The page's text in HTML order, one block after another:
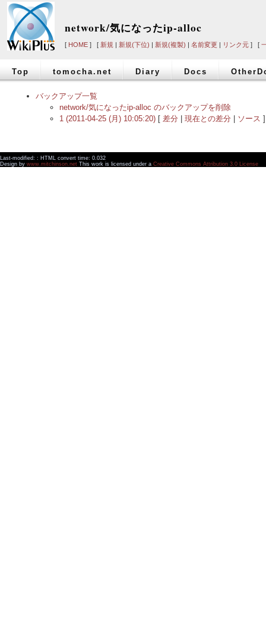
network/気になったip-alloc
[ HOME ] [ 新規 | 新規(下位) | 新規(複製) | 名前変更 | リンク元 ] [
Top tomocha.net Diary Docs
バックアップ一覧
network/気になったip-alloc のバックアップを削除
1 (2011-04-25 (月) 10:05:20) [ 差分 現在との差分 ソース ]
Last-modified: : HTML convert time: 0.032
Design by www.mitchinson.net This work is licensed under a Creative Commons Attribution 3.0 License